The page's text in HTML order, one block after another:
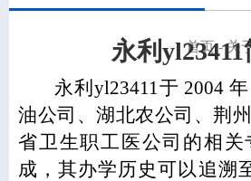
首页-关
永利
永利yl23411于 2004
油公司、湖北农公司、荆
省卫生职工医公司的相关
成，其办学历史可以追溯